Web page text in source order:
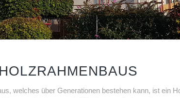
welches über Generationen bestehen kann, ist ein